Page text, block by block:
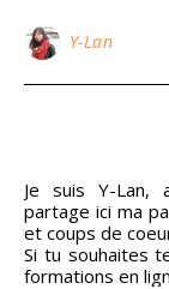
Y-Lan
Je suis Y-Lan,
partage ici ma
et coups de
Si tu souhaites
formations en